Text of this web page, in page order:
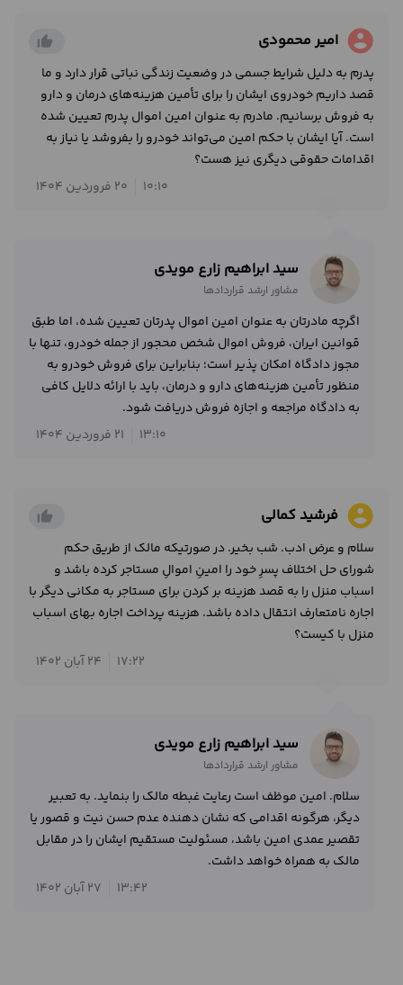
account_circle امیر محمودی thumb_up_alt
پدرم به دلیل شرایط جسمی در وضعیت زندگی نباتی قرار دارد و ما
قصد داریم خودروی ایشان را برای تأمین هزینه‌های درمان و دارو
به فروش برسانیم. مادرم به عنوان امین اموال پدرم تعیین شده
است. آیا ایشان با حکم امین می‌تواند خودرو را بفروشد یا نیاز به
اقدامات حقوقی دیگری نیز هست؟
10:10
20 فروردین 1404
سید ابراهیم زارع مویدی
مشاور ارشد قراردادها
اگرچه مادرتان به عنوان امین اموال پدرتان تعیین شده، اما طبق
قوانین ایران، فروش اموال شخص محجور از جمله خودرو، تنها با
مجوز دادگاه امکان پذیر است؛ بنابراین برای فروش خودرو به
منظور تأمین هزینه‌های دارو و درمان، باید با ارائه دلایل کافی
به دادگاه مراجعه و اجازه فروش دریافت شود.
13:10
21 فروردین 1404
account_circle فرشید کمالی thumb_up_alt
سلام و عرض ادب. شب بخیر. در صورتیکه مالک از طریق حکم
شورای حل اختلاف پسرِ خود را امینِ اموالِ مستاجر کرده باشد و
اسباب منزل را به قصد هزینه بر کردن برای مستاجر به مکانی دیگر با
اجاره نامتعارف انتقال داده باشد. هزینه پرداخت اجاره بهای اسباب
منزل با کیست؟
17:22
24 آبان 1402
سید ابراهیم زارع مویدی
مشاور ارشد قراردادها
سلام. امین موظف است رعایت غبطه مالک را بنماید. به تعبیر
دیگر، هرگونه اقدامی که نشان دهنده عدم حسن نیت و قصور یا
تقصیر عمدی امین باشد، مسئولیت مستقیم ایشان را در مقابل
مالک به همراه خواهد داشت.
13:42
27 آبان 1402